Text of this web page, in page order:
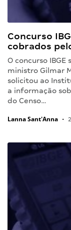
Concurso
cobrados
O concurso
ministro Gilmar
solicitou ao
a informação
do Censo…
Lanna Sant'Anna •